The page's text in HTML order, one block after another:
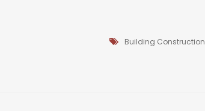
Building Construction